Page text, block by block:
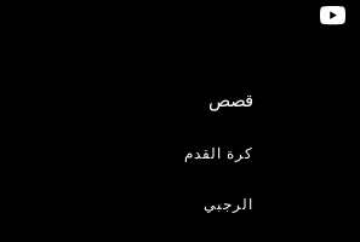
قصص
كرة القدم
الرجبي